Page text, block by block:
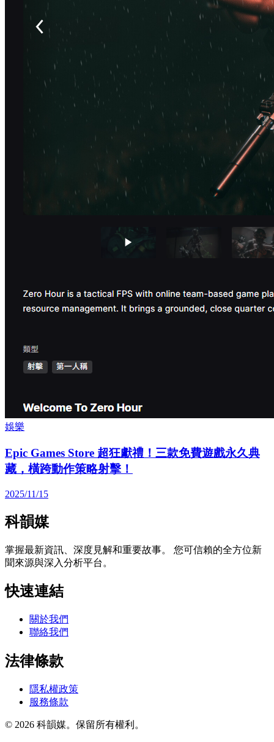
娛樂
Epic Games Store 超狂獻禮！三款免費遊戲永久典
藏，橫跨動作策略射擊！
2025/11/15
科韻媒
掌握最新資訊、深度見解和重要故事。 您可信賴的全方位新
聞來源與深入分析平台。
快速連結
關於我們
聯絡我們
法律條款
隱私權政策
服務條款
© 2026 科韻媒。保留所有權利。